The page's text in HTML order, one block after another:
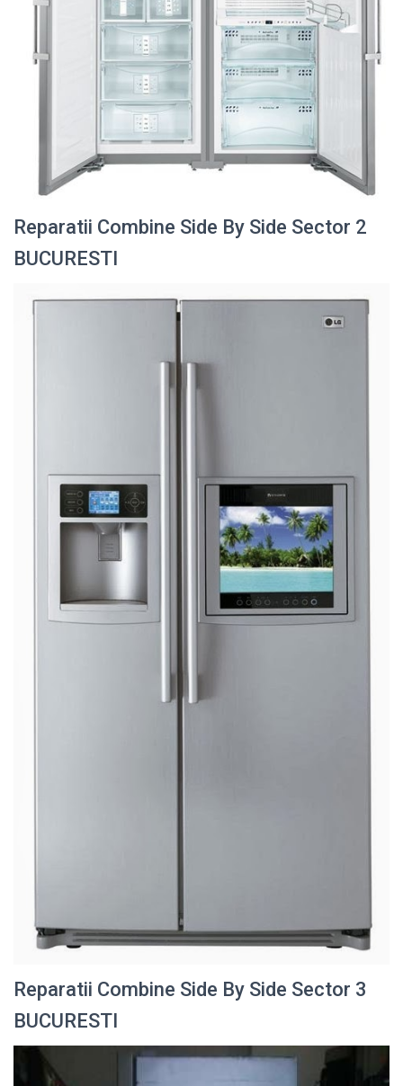
Reparatii Combine Side By Side Sector 2
BUCURESTI
Reparatii Combine Side By Side Sector 3
BUCURESTI